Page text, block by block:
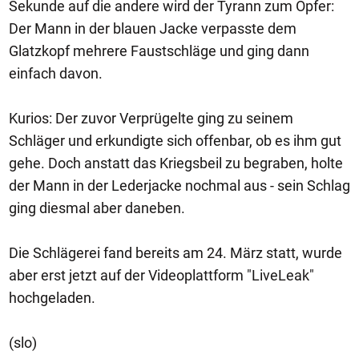
Sekunde auf die andere wird der Tyrann zum Opfer:
Der Mann in der blauen Jacke verpasste dem
Glatzkopf mehrere Faustschläge und ging dann
einfach davon.
Kurios: Der zuvor Verprügelte ging zu seinem
Schläger und erkundigte sich offenbar, ob es ihm gut
gehe. Doch anstatt das Kriegsbeil zu begraben, holte
der Mann in der Lederjacke nochmal aus - sein Schlag
ging diesmal aber daneben.
Die Schlägerei fand bereits am 24. März statt, wurde
aber erst jetzt auf der Videoplattform "LiveLeak"
hochgeladen.
(slo)